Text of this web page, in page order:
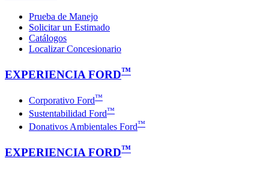
Prueba de Manejo
Solicitar un Estimado
Catálogos
Localizar Concesionario
EXPERIENCIA FORD™
Corporativo Ford™
Sustentabilidad Ford™
Donativos Ambientales Ford™
EXPERIENCIA FORD™